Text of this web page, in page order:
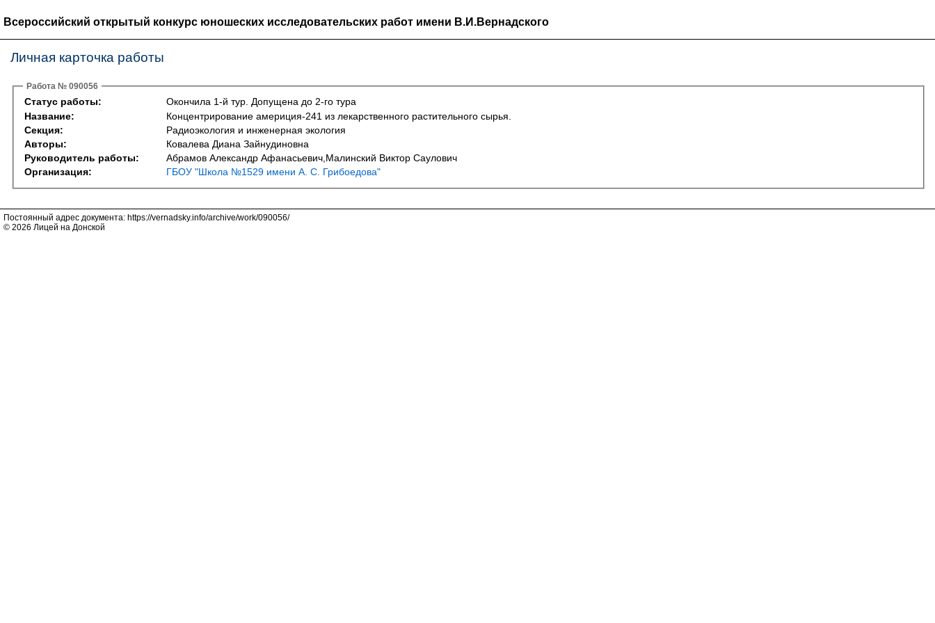
Всероссийский открытый конкурс юношеских исследовательских работ имени В.И.Вернадского
Личная карточка работы
Работа № 090056
Статус работы:
Окончила 1-й тур. Допущена до 2-го тура
Название:
Концентрирование америция-241 из лекарственного растительного сырья.
Секция:
Радиоэкология и инженерная экология
Авторы:
Ковалева Диана Зайнудиновна
Руководитель работы:
Абрамов Александр Афанасьевич,Малинский Виктор Саулович
Организация:
ГБОУ "Школа №1529 имени А. С. Грибоедова"
Постоянный адрес документа: https://vernadsky.info/archive/work/090056/
© 2026 Лицей на Донской